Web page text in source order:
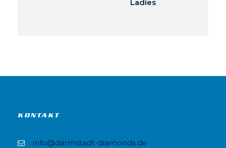
Ladies
KONTAKT
info@darmstadt-diamonds.de